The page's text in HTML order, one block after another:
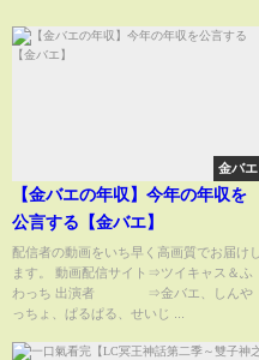
金バエ
【金バエの年収】今年の年収を
公言する【金バエ】
配信者の動画をいち早く高画質でお届けし
ます。 動画配信サイト⇒ツイキャス＆ふ
わっち 出演者 ⇒金バエ、しんや
っちょ、ぱるぱる、せいじ ...